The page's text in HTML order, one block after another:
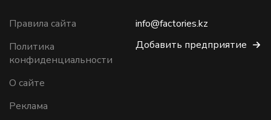
Правила сайта
Политика
конфиденциальности
О сайте
Реклама
info@factories.kz
Добавить предприятие